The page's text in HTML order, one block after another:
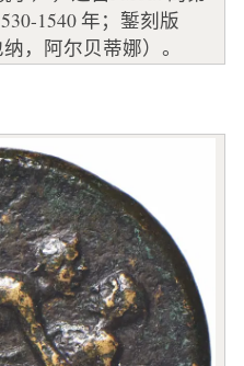
1540 年；錾刻版
，阿尔贝蒂娜）。